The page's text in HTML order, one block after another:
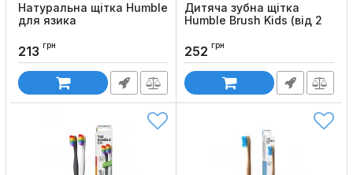
Натуральна щітка Нumble
для язика
213 грн
Дитяча зубна щітка
Humble Brush Kids (від 2
Код товару:
252 грн